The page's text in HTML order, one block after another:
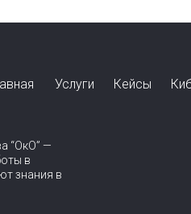
Услуги Кейсы
“ОкО” —
в
знания в